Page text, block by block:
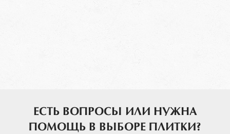
ЕСТЬ ВОПРОСЫ ИЛИ НУЖНА
ПОМОЩЬ В ВЫБОРЕ ПЛИТКИ?